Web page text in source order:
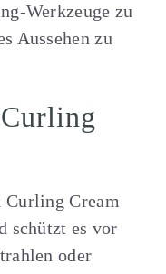
Werkzeuge zu
Aussehen zu
Curling Cream
schützt es vor
oder